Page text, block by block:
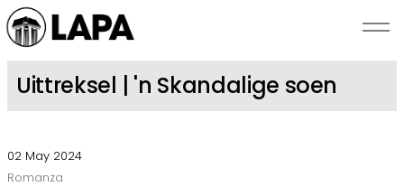
SKRYWERS
Uittreksel | 'n Skandalige soen
02 May 2024
Romanza